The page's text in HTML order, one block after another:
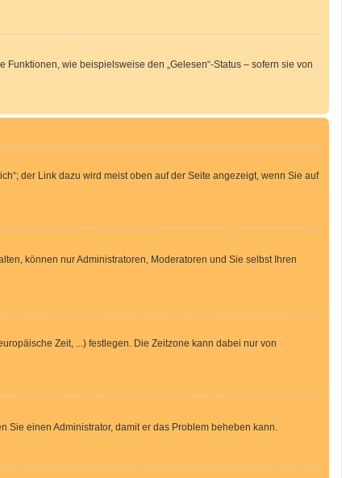
wie beispielsweise den „Gelesen“-Status – sofern sie von
der Link dazu wird meist oben auf der Seite angezeigt, wenn Sie auf
können nur Administratoren, Moderatoren und Sie selbst Ihren
Zeit, ...) festlegen. Die Zeitzone kann dabei nur von
einen Administrator, damit er das Problem beheben kann.